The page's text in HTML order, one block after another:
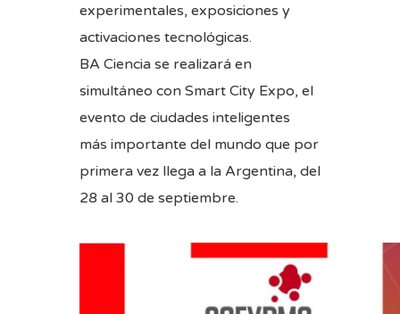
experimentales, exposiciones y
activaciones tecnológicas.
BA Ciencia se realizará en
simultáneo con Smart City Expo, el
evento de ciudades inteligentes
más importante del mundo que por
primera vez llega a la Argentina, del
28 al 30 de septiembre.